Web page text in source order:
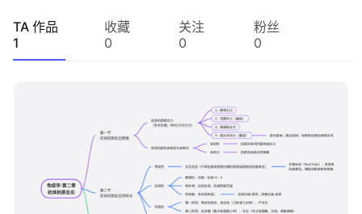
TA 作品
1
收藏
0
关注
0
粉丝
0
boardmix